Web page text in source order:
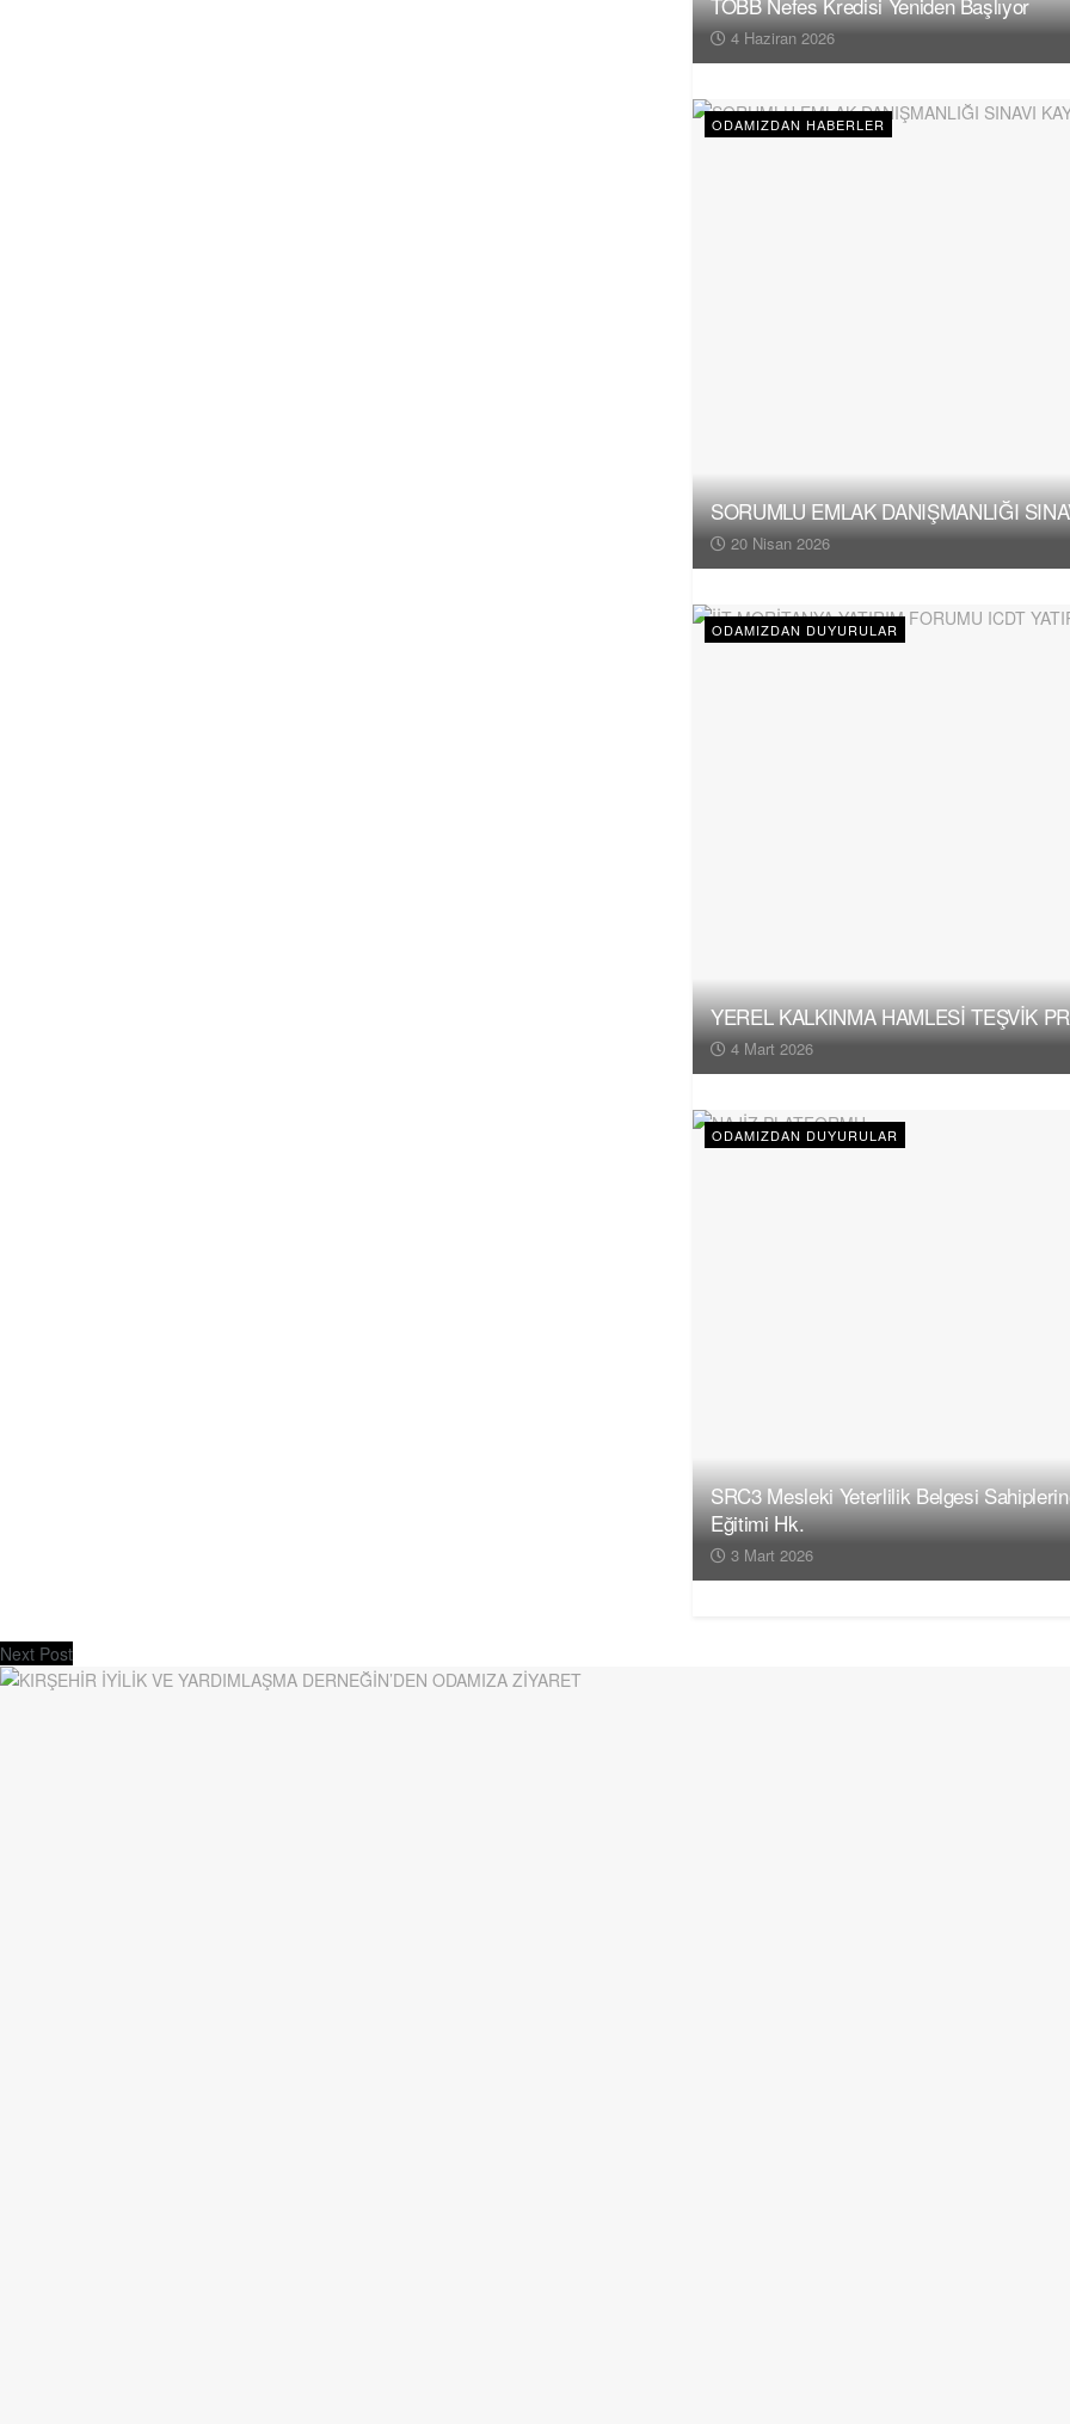
4 Haziran 2026
ODAMIZDAN HABERLER
SORUMLU EMLAK DANIŞMANLIĞI
20 Nisan 2026
ODAMIZDAN DUYURULAR
YEREL KALKINMA HAMLESİ TEŞVİK
4 Mart 2026
ODAMIZDAN DUYURULAR
SRC3 Mesleki Yeterlilik Belgesi
Eğitimi Hk.
3 Mart 2026
Next Post